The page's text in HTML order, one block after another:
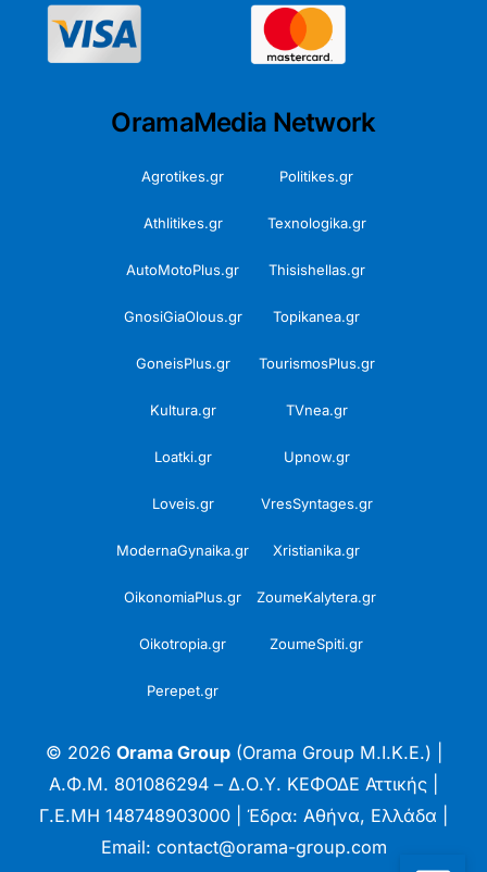
OramaMedia Network
Agrotikes.gr Politikes.gr
Athlitikes.gr Texnologika.gr
AutoMotoPlus.gr Thisishellas.gr
GnosiGiaOlous.gr Topikanea.gr
GoneisPlus.gr TourismosPlus.gr
Kultura.gr TVnea.gr
Loatki.gr Upnow.gr
Loveis.gr VresSyntages.gr
ModernaGynaika.gr Xristianika.gr
OikonomiaPlus.gr ZoumeKalytera.gr
Oikotropia.gr ZoumeSpiti.gr
Perepet.gr
© 2026 Orama Group(Orama Group Μ.Ι.Κ.Ε.) |
Α.Φ.Μ. 801086294 – Δ.Ο.Υ. ΚΕΦΟΔΕ Αττικής |
Γ.Ε.ΜΗ 148748903000 | Έδρα: Αθήνα, Ελλάδα |
Email: contact@orama-group.com